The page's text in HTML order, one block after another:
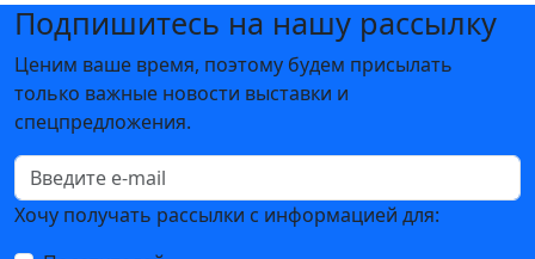
Подпишитесь на нашу рассылку
Ценим ваше время, поэтому будем присылать
только важные новости выставки и
спецпредложения.
Хочу получать рассылки с информацией для: